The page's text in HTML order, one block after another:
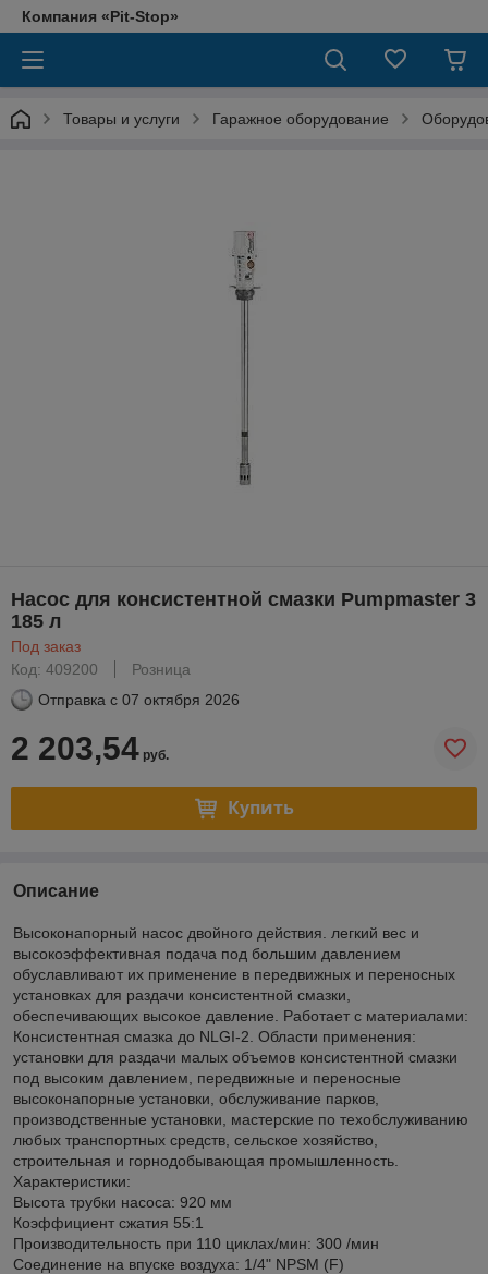
Компания «Pit-Stop»
Товары и услуги Гаражное оборудование
Насос для консистентной смазки Pumpmaster 3
185 л
Под заказ
Код: 409200
Розница
Отправка с 07 октября 2026
2 203,54 руб.
Купить
Описание
Высоконапорный насос двойного действия. легкий вес и
высокоэффективная подача под большим давлением
обуславливают их применение в передвижных и переносных
установках для раздачи консистентной смазки,
обеспечивающих высокое давление. Работает с материалами:
Консистентная смазка до NLGI-2. Области применения:
установки для раздачи малых объемов консистентной смазки
под высоким давлением, передвижные и переносные
высоконапорные установки, обслуживание парков,
производственные установки, мастерские по техобслуживанию
любых транспортных средств, сельское хозяйство,
строительная и горнодобывающая промышленность.
Характеристики:
Высота трубки насоса: 920 мм
Коэффициент сжатия 55:1
Производительность при 110 циклах/мин: 300 /мин
Соединение на впуске воздуха: 1/4" NPSM (F)